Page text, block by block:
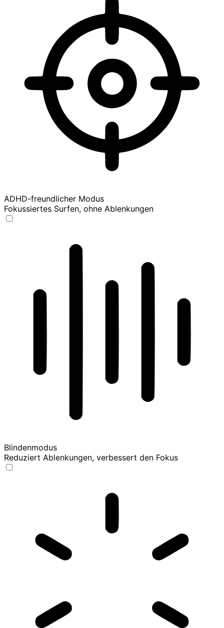
ADHD-freundlicher Modus
Fokussiertes Surfen, ohne Ablenkungen
Blindenmodus
Reduziert Ablenkungen, verbessert den Fokus